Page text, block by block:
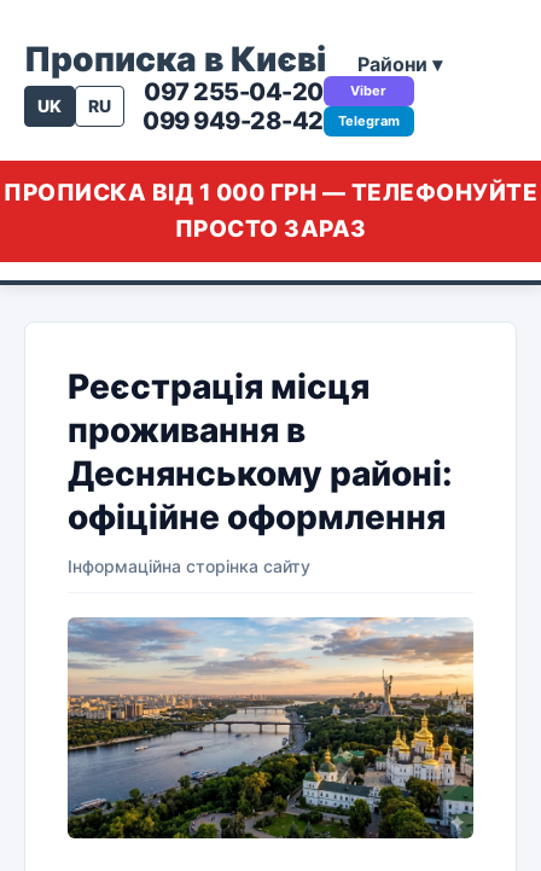
Прописка в Києві Райони ▾
UK RU
097 255-04-20
099 949-28-42
Viber
Telegram
ПРОПИСКА ВІД 1 000 ГРН — ТЕЛЕФОНУЙТЕ
ПРОСТО ЗАРАЗ
Реєстрація місця
проживання в
Деснянському районі:
офіційне оформлення
Інформаційна сторінка сайту